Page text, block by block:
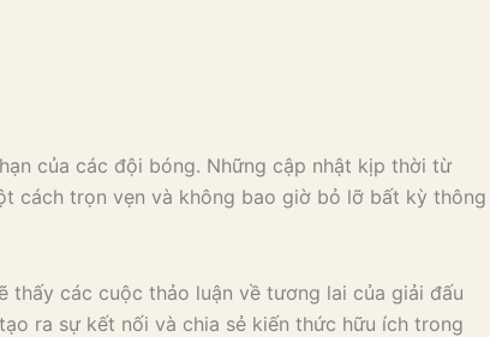
của các đội bóng. Những cập nhật kịp thời từ
cách trọn vẹn và không bao giờ bỏ lỡ bất kỳ thông
thấy các cuộc thảo luận về tương lai của giải đấu
ra sự kết nối và chia sẻ kiến thức hữu ích trong